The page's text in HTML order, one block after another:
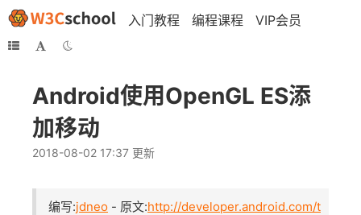
入门教程 编程课程 VIP会员
Android使用OpenGL ES添
加移动
2018-08-02 17:37 更新
编写:jdneo - 原文:http://developer.android.com/t